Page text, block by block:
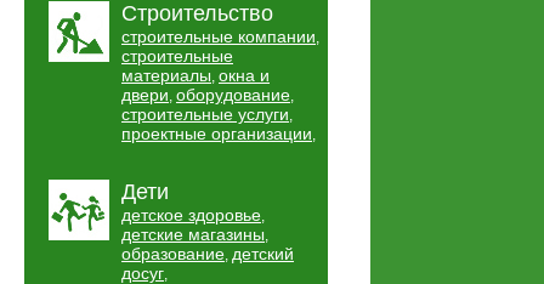
Строительство
строительные компании,
строительные
материалы, окна и
двери, оборудование,
строительные услуги,
проектные организации,
Дети
детское здоровье,
детские магазины,
образование, детский
досуг,